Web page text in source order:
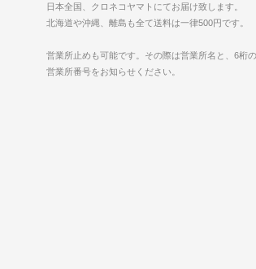
日本全国、クロネコヤマトにてお届け致します。
北海道や沖縄、離島も全て送料は一律500円です。
営業所止めも可能です。その際は営業所名と、6桁の
営業所番号をお知らせください。